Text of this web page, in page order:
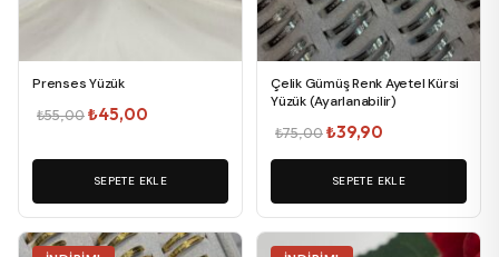
Prenses Yüzük
₺55,00Orijinal
₺55,00.
₺45,00
fiyat:
SEPETE EKLE
Çelik Gümüş Renk Ayetel Kürsi
Yüzük (Ayarlanabilir)
₺75,00Orijinal
fiyat:
₺75,00.
₺39,90
andaki
fiyat:
₺39,90.
SEPETE EKLE